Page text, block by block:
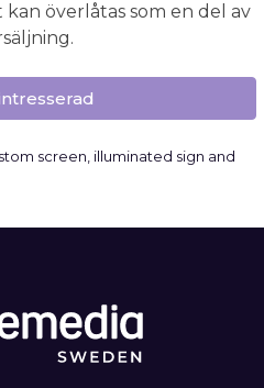
överlåtas som en del av